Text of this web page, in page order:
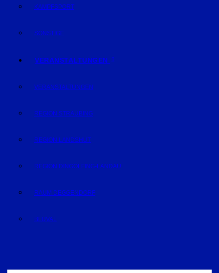
KAMPFSPORT
SONSTIGE
VERANSTALTUNGEN
VERANSTALTUNGEN
REGION STRAUBING
REGION LANDSHUT
REGION DINGOLFING-LANDAU
RAUM DEGGENDORF
BLUVAL